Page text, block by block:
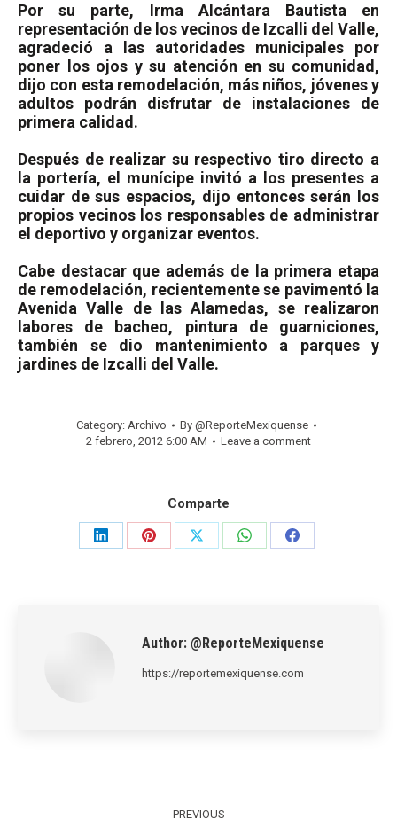
Por su parte, Irma Alcántara Bautista en
representación de los vecinos de Izcalli del Valle,
agradeció a las autoridades municipales por
poner los ojos y su atención en su comunidad,
dijo con esta remodelación, más niños, jóvenes y
adultos podrán disfrutar de instalaciones de
primera calidad.
Después de realizar su respectivo tiro directo a
la portería, el munícipe invitó a los presentes a
cuidar de sus espacios, dijo entonces serán los
propios vecinos los responsables de administrar
el deportivo y organizar eventos.
Cabe destacar que además de la primera etapa
de remodelación, recientemente se pavimentó la
Avenida Valle de las Alamedas, se realizaron
labores de bacheo, pintura de guarniciones,
también se dio mantenimiento a parques y
jardines de Izcalli del Valle.
Category: Archivo By @ReporteMexiquense
2 febrero, 2012 6:00 AM
Leave a comment
Comparte
Share
Share
Share
Share
Share
Author: @ReporteMexiquense
https://reportemexiquense.com
PREVIOUS